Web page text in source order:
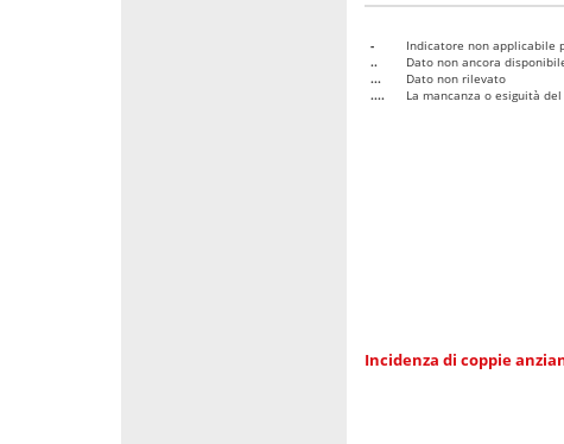
-
Indicatore non applicabile
..
Dato non ancora
...
Dato non rilevato
....
La mancanza o esiguità
Incidenza di coppie